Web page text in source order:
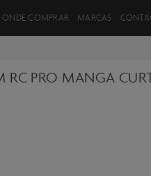
PRODUTOS
ONDE COMPRAR MARCAS
PRO MANGA